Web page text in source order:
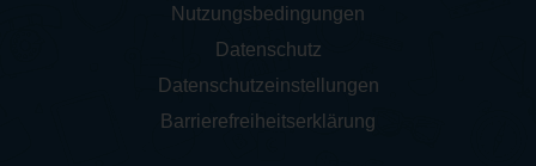
Nutzungsbedingungen
Datenschutz
Datenschutzeinstellungen
Barrierefreiheitserklärung